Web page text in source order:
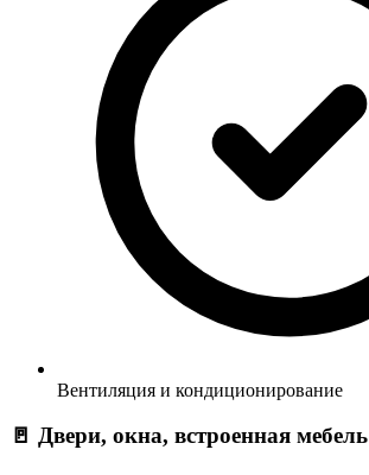
Вентиляция и кондиционирование
🚪 Двери, окна, встроенная мебель